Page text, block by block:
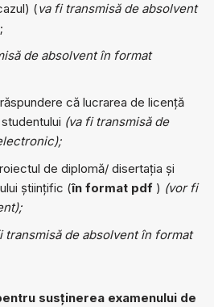
(va fi transmisă de absolvent
de absolvent în format
că lucrarea de licenţă
(va fi transmisă de
de diplomă/ disertația și
științific (în format pdf ) (vor fi
transmisă de absolvent în format
susținerea examenului de